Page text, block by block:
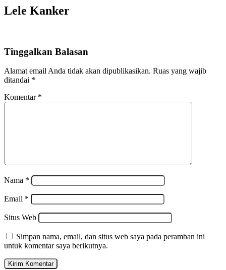
Lele Kanker
Tinggalkan Balasan
Alamat email Anda tidak akan dipublikasikan. Ruas yang wajib
ditandai *
Komentar *
Nama *
Email *
Situs Web
Simpan nama, email, dan situs web saya pada peramban ini
untuk komentar saya berikutnya.